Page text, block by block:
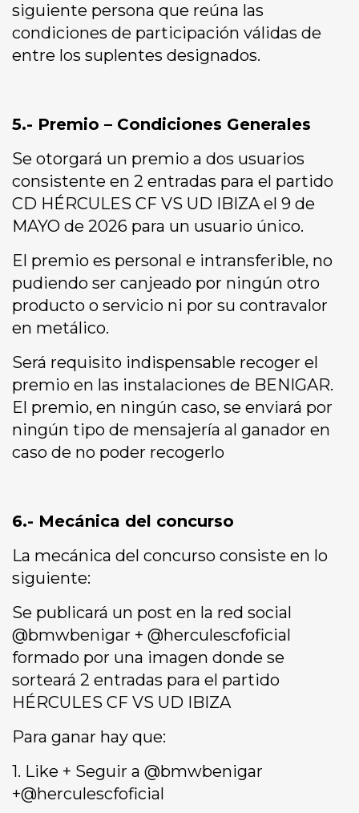
siguiente persona que reúna las
condiciones de participación válidas de
entre los suplentes designados.
5.- Premio – Condiciones Generales
Se otorgará un premio a dos usuarios
consistente en 2 entradas para el partido
CD HÉRCULES CF VS UD IBIZA el 9 de
MAYO de 2026 para un usuario único.
El premio es personal e intransferible, no
pudiendo ser canjeado por ningún otro
producto o servicio ni por su contravalor
en metálico.
Será requisito indispensable recoger el
premio en las instalaciones de BENIGAR.
El premio, en ningún caso, se enviará por
ningún tipo de mensajería al ganador en
caso de no poder recogerlo
6.- Mecánica del concurso
La mecánica del concurso consiste en lo
siguiente:
Se publicará un post en la red social
@bmwbenigar + @herculescfoficial
formado por una imagen donde se
sorteará 2 entradas para el partido
HÉRCULES CF VS UD IBIZA
Para ganar hay que:
1. Like + Seguir a @bmwbenigar
+@herculescfoficial